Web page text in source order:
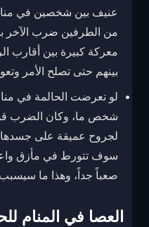
عنيف بين شخصين في
من الطرفين ضرب الآخر
معركة كبيرة بين أقارب
بينهم حتى تصلح الأمر
لو تعرضت الحالمة في
شخص ما، وكان الضرب
لجروح عميقة على جسدها،
سوف تتورط في مأزق
صعباً جداً، وهذا ما سيسبب
العصا في المنام